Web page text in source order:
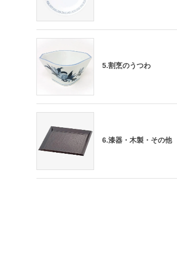
5.割烹のうつわ
6.漆器・木製・その他